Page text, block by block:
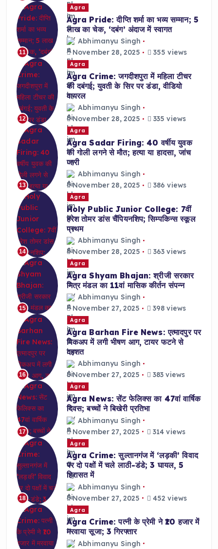
11
Agra
Agra Pride: दीप्ति शर्मा का भव्य सम्मान; 5
लाख का चेक, ‘दबंग’ अंदाज में स्वागत
Abhimanyu Singh
November 28, 2025
355 views
12
Agra
Agra Crime: जगदीशपुरा में महिला टीचर
की दबंगई; युवती के सिर पर डंडा, वीडियो
वायरल
Abhimanyu Singh
November 28, 2025
335 views
13
Agra
Agra Sadar Firing: 40 वर्षीय युवक
की गोली लगने से मौत; हत्या या हादसा, जांच
जारी
Abhimanyu Singh
November 28, 2025
386 views
14
Agra
Holy Public Junior College: 7वीं
हरेश तोमर डांस चैंपियनशिप; सिम्पकिन्स स्कूल
प्रथम
Abhimanyu Singh
November 28, 2025
363 views
15
Agra
Agra Shyam Bhajan: श्रीजी सरकार
मित्र मंडल का 11वां मासिक कीर्तन संपन्न
Abhimanyu Singh
November 27, 2025
398 views
16
Agra
Agra Barhan Fire News: एत्मादपुर पर
पिकअप में लगी भीषण आग, टायर फटने से
दहशत
Abhimanyu Singh
November 27, 2025
383 views
17
Agra
Agra News: सेंट फेलिक्स का 47वां वार्षिक
दिवस; बच्चों ने बिखेरी प्रतिभा
Abhimanyu Singh
November 27, 2025
314 views
18
Agra
Agra Crime: सुल्तानगंज में ‘लड़की’ विवाद
पर दो पक्षों में चले लाठी-डंडे; 3 घायल, 5
हिरासत में
Abhimanyu Singh
November 27, 2025
452 views
Agra
Agra Crime: पत्नी के प्रेमी ने ₹10 हजार में
मरवाया सूजा; 3 गिरफ्तार
Abhimanyu Singh